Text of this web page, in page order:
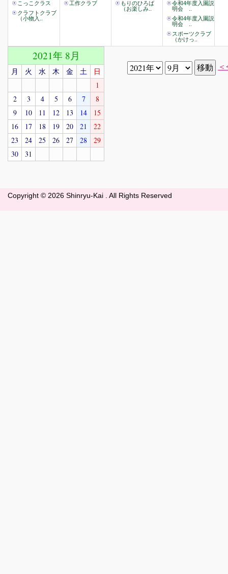
こっこクラス
クラフトクラブ
（小物入..
工作クラブ
もりのひろば
（お楽しみ..
令和4年度入園説
明会 ..
令和4年度入園説
明会 ..
スポーツクラブ
（かけっ..
2021年 8月
月 火 水 木 金 土
日
1
2
3 4 5 6 7
8
9
10 11 12 13 14
15
16
17 18 19 20 21
22
23
24 25 26 27 28
29
30
31
Copyright © 2026 Shinryu-Kai . All Rights Reserved